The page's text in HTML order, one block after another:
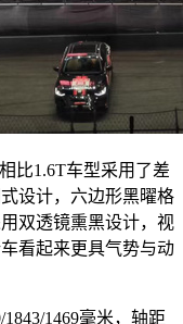
比1.6T车型采用了差
设计，六边形黑曜格
双透镜熏黑设计，视
看起来更具气势与动
1469毫米，轴距